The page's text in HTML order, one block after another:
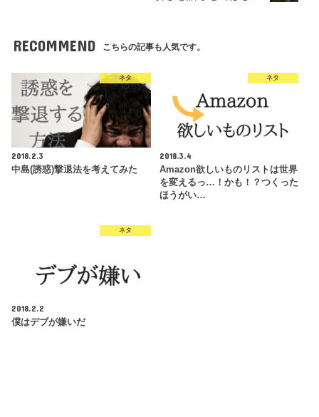
RECOMMEND こちらの記事も人気です。
ネタ
2018.2.3
中島(誘惑)撃退法を考えてみた
ネタ
2018.3.4
Amazon欲しいものリストは世界
を変えるっ…！かも！？つくった
ほうがい…
ネタ
2018.2.2
僕はデブが嫌いだ